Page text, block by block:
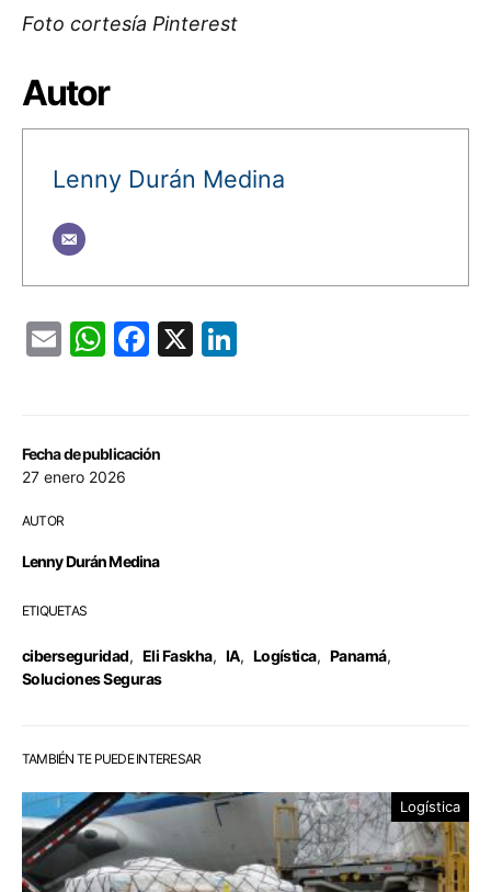
Fecha de publicación
27 enero 2026
AUTOR
Lenny Durán Medina
ETIQUETAS
ciberseguridad, Eli Faskha, IA, Logística, Panamá,
Soluciones Seguras
Foto cortesía Pinterest
Autor
Lenny Durán Medina
EmailWhatsApp
Facebook
X
TAMBIÉN TE PUEDE INTERESAR
Logística